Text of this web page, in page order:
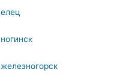
елец
ногинск
железногорск